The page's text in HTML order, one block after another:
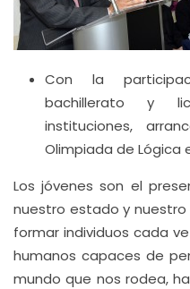
Con la
bachillerato y
instituciones,
Olimpiada de Lógica
Los jóvenes son el
nuestro estado y
formar individuos cada
humanos capaces de
mundo que nos rodea,